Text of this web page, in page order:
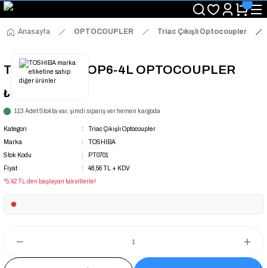
"Saat 14:00'a Kadar Verilen Siparişlerde Aynı Gün Kargo Avantajı!
"Binlerce Ürün Çeşitliliği ile Stoktan Hemen Teslim."
"Toptan Fiyatına Perakende Satış Avantajını Kaçırmayın!"
Anasayfa OPTOCOUPLER Triac Çıkışlı Optocoupler
TLP161J MFSOP6-4L OPTOCOUPLER
₺48,56
113 Adet Stokta var, şimdi sipariş ver hemen kargoda
Kategori
Triac Çıkışlı Optocoupler
Marka
TOSHIBA
Stok Kodu
PT0701
Fiyat
48,56 TL + KDV
*5,42 TL den başlayan taksitlerle!